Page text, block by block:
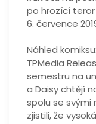
po hrozící
6. července
Náhled
TPMedia
semestru na
a Daisy chtějí
spolu se svými
zjistili, že